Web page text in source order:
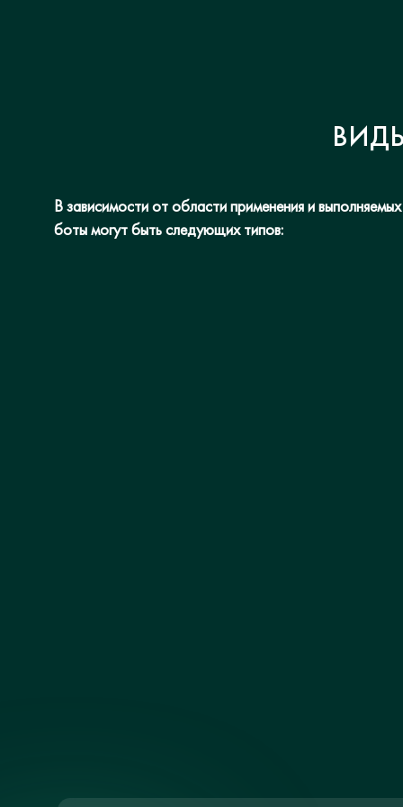
В зависимости от области применения и
боты могут быть следующих типов: